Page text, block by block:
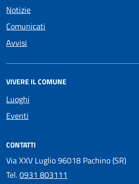
Notizie
Comunicati
Avvisi
VIVERE IL COMUNE
Luoghi
Eventi
CONTATTI
Via XXV Luglio 96018 Pachino (SR)
Tel.0931 803111